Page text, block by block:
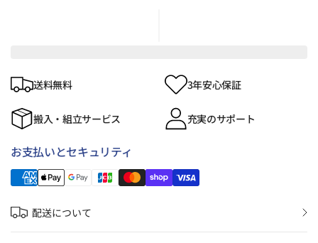
送料無料 3年安心保証
搬入・組立サービス 充実のサポート
お支払いとセキュリティ
配送について